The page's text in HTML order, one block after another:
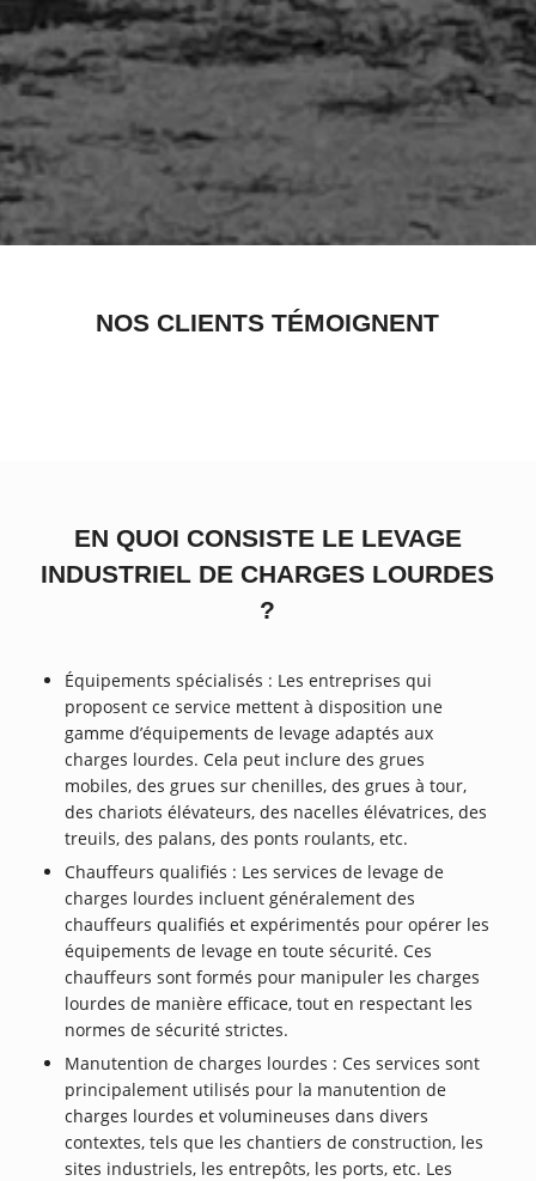
NOS CLIENTS TÉMOIGNENT
EN QUOI CONSISTE LE LEVAGE
INDUSTRIEL DE CHARGES LOURDES
?
Équipements spécialisés : Les entreprises qui
proposent ce service mettent à disposition une
gamme d’équipements de levage adaptés aux
charges lourdes. Cela peut inclure des grues
mobiles, des grues sur chenilles, des grues à tour,
des chariots élévateurs, des nacelles élévatrices, des
treuils, des palans, des ponts roulants, etc.
Chauffeurs qualifiés : Les services de levage de
charges lourdes incluent généralement des
chauffeurs qualifiés et expérimentés pour opérer les
équipements de levage en toute sécurité. Ces
chauffeurs sont formés pour manipuler les charges
lourdes de manière efficace, tout en respectant les
normes de sécurité strictes.
Manutention de charges lourdes : Ces services sont
principalement utilisés pour la manutention de
charges lourdes et volumineuses dans divers
contextes, tels que les chantiers de construction, les
sites industriels, les entrepôts, les ports, etc. Les